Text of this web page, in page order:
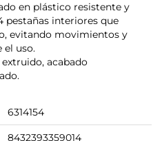
en plástico resistente y
pestañas interiores que
evitando movimientos y
el uso.
acabado
6314154
8432393359014